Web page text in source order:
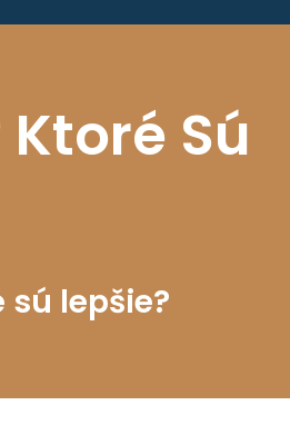
Sú
lepšie?